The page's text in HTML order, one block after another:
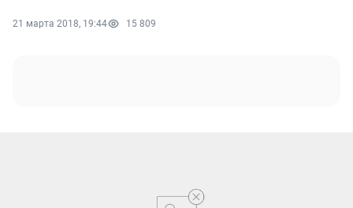
21 марта 2018, 19:44 15 809